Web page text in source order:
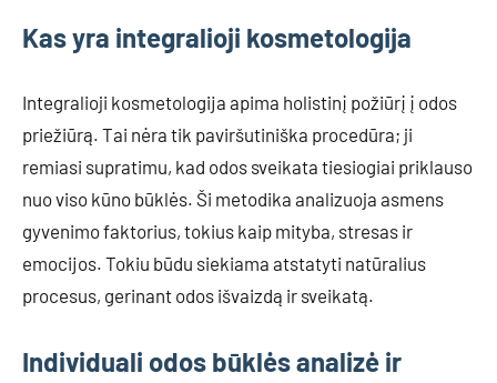
Kas yra integralioji kosmetologija
Integralioji kosmetologija apima holistinį požiūrį į odos
priežiūrą. Tai nėra tik paviršutiniška procedūra; ji
remiasi supratimu, kad odos sveikata tiesiogiai priklauso
nuo viso kūno būklės. Ši metodika analizuoja asmens
gyvenimo faktorius, tokius kaip mityba, stresas ir
emocijos. Tokiu būdu siekiama atstatyti natūralius
procesus, gerinant odos išvaizdą ir sveikatą.
Individuali odos būklės analizė ir